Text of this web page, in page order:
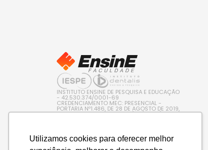
Utilizamos cookies para oferecer melhor
INSTITUTO ENSINE DE PESQUISA E EDUCAÇÃO
- 42.530.374/0001-69
CREDENCIAMENTO MEC: PRESENCIAL -
PORTARIA Nº1.486, DE 28 DE AGOSTO DE 2019,
PUBLICADA NO D.O.U. EM 29/08/2019 / EAD –